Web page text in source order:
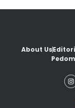
About Us